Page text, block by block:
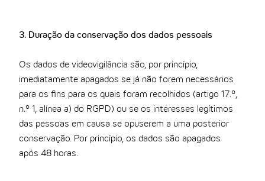
3. Duração da conservação dos dados pessoais
Os dados de videovigilância são, por princípio,
imediatamente apagados se já não forem necessários
para os fins para os quais foram recolhidos (artigo 17.º,
n.º 1, alínea a) do RGPD) ou se os interesses legítimos
das pessoas em causa se opuserem a uma posterior
conservação. Por princípio, os dados são apagados
após 48 horas.